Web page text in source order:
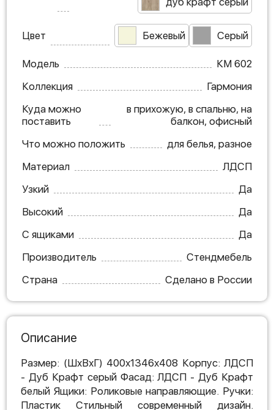
Цвет Бежевый Серый
Модель
КМ 602
Коллекция
Гармония
Куда можно
поставить
в прихожую, в спальню, на
балкон, офисный
Что можно положить
для белья, разное
Материал
ЛДСП
Узкий
Да
Высокий
Да
С ящиками
Да
Производитель
Стендмебель
Страна
Сделано в России
Описание
Размер: (ШхВхГ) 400х1346х408 Корпус: ЛДСП
- Дуб Крафт серый Фасад: ЛДСП - Дуб Крафт
белый Ящики: Роликовые направляющие. Ручки:
Пластик Стильный современный дизайн.